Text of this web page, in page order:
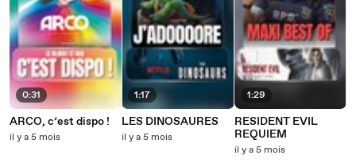
0:31
ARCO, c’est dispo !
il y a 5 mois
1:17
LES DINOSAURES
il y a 5 mois
1:29
RESIDENT EVIL
REQUIEM
il y a 5 mois